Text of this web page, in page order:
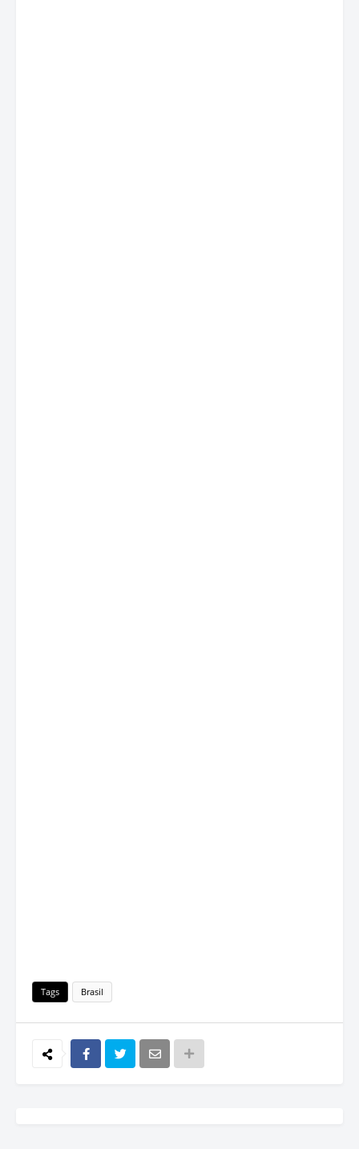
Tags Brasil